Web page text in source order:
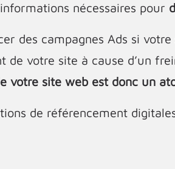
nécessaires pour
des campagnes Ads si
votre site à cause d’un
votre site web est donc un
de référencement